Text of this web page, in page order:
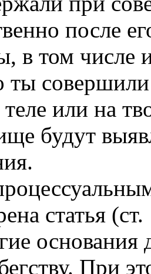
после
в том числе
ты
или на
будут
статья
При